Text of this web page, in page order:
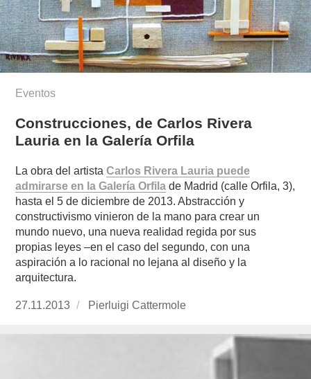
Eventos
Construcciones, de Carlos Rivera
Lauria en la Galería Orfila
La obra del artistaCarlos Rivera Lauria puede
admirarse en la Galería Orfila de Madrid (calle Orfila, 3),
hasta el 5 de diciembre de 2013. Abstracción y
constructivismo vinieron de la mano para crear un
mundo nuevo, una nueva realidad regida por sus
propias leyes –en el caso del segundo, con una
aspiración a lo racional no lejana al diseño y la
arquitectura.
Publicado
27.11.2013
https://www.experimenta.es/author/pierluigi-
Pierluigi Cattermole